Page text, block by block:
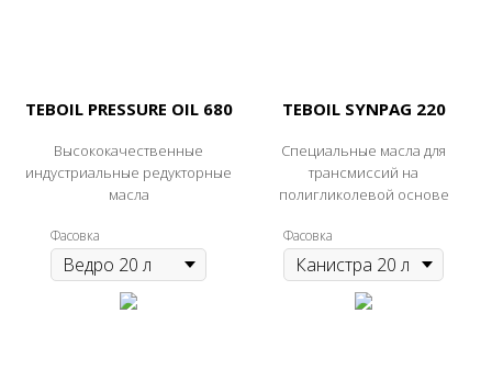
TEBOIL PRESSURE OIL 680
Высококачественные
индустриальные редукторные
масла
Фасовка
TEBOIL SYNPAG 220
Специальные масла для
трансмиссий на
полигликолевой основе
Фасовка